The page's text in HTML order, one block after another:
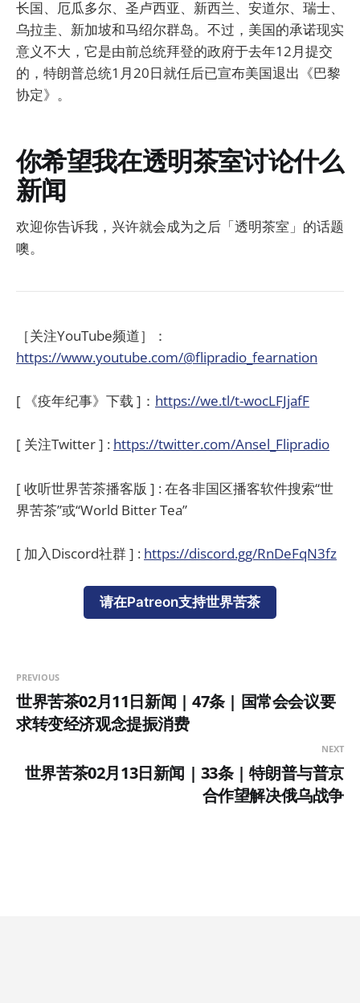
长国、厄瓜多尔、圣卢西亚、新西兰、安道尔、瑞士、
乌拉圭、新加坡和马绍尔群岛。不过，美国的承诺现实
意义不大，它是由前总统拜登的政府于去年12月提交
的，特朗普总统1月20日就任后已宣布美国退出《巴黎
协定》。
你希望我在透明茶室讨论什么
新闻
欢迎你告诉我，兴许就会成为之后「透明茶室」的话题
噢。
［关注YouTube频道］：
https://www.youtube.com/@flipradio_fearnation
[ 《疫年纪事》下载 ]： https://we.tl/t-wocLFJjafF
[ 关注Twitter ] : https://twitter.com/Ansel_Flipradio
[ 收听世界苦茶播客版 ] : 在各非国区播客软件搜索“世
界苦茶”或“World Bitter Tea”
[ 加入Discord社群 ] : https://discord.gg/RnDeFqN3fz
请在Patreon支持世界苦茶
PREVIOUS
世界苦茶02月11日新闻 | 47条 | 国常会会议要
求转变经济观念提振消费
NEXT
世界苦茶02月13日新闻 | 33条 | 特朗普与普京
合作望解决俄乌战争